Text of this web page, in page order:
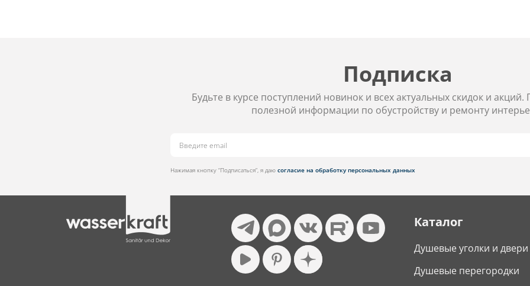
Подписка
Будьте в курсе поступлений новинок и всех актуальных скидок и
полезной информации по обустройству и ремонту
Нажимая кнопку “Подписаться”, я даю согласие на обработку персональных данных
Каталог
Душевые уголки и двери
Душевые перегородки